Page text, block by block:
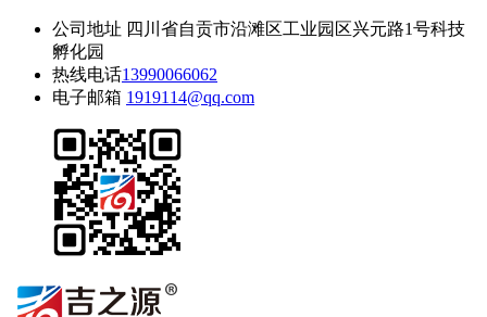
公司地址 四川省自贡市沿滩区工业园区兴元路1号科技
孵化园
热线电话13990066062
电子邮箱 1919114@qq.com